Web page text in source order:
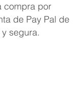
compra por
de Pay Pal de
segura.